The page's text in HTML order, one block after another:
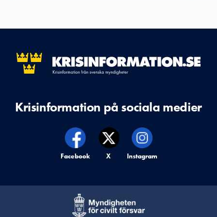
Krisinformation på sociala medier
Krisinformation på,
Facebook Krisinformation på,
X Krisinformation på,
Instagram